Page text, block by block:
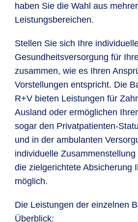
Die Leistungen im
Gesund­heits­
leistungen
betrag¹
Zahnreinigung
haben Sie die Wahl aus
Leistungsbereichen.
Stellen Sie sich Ihre
Gesundheitsversorgung für
zusammen, wie es Ihren
Vorstellungen entspricht. Die
R+V bieten Leistungen für
Ausland oder ermöglichen
sogar den Privatpatienten-
und in der ambulanten
individuelle
die zielgerichtete Absicherung
möglich.
Die Leistungen der einzelnen
Überblick: